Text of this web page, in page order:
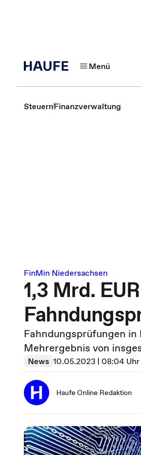
Menü
SteuernFinanzverwaltung
FinMin Niedersachsen
1,3 Mrd.
Fahndungsprüfungen in
Mehrergebnis von
News 10.05.2023 | 08:04 Uhr
Haufe Online Redaktion